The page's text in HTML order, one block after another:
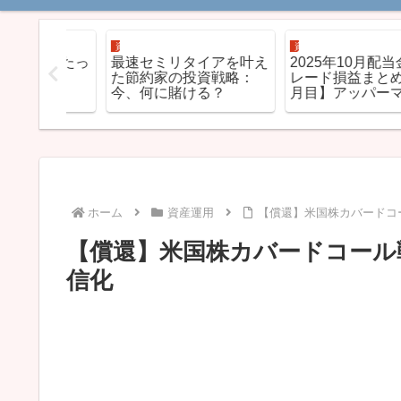
最速セミリタイアを叶え
た節約家の投資戦略：
今、何に賭ける？
2025年10月配当金と
レード損益まとめ【4
月目】アッパーマスに
づく
ホーム 資産運用 【償還】米国株カバード
【償還】米国株カバードコー
信化